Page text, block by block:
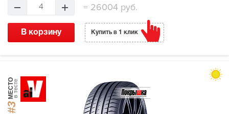
4 =26004 руб.
В корзину Купить в 1 клик
#3
МЕСТОв тесте